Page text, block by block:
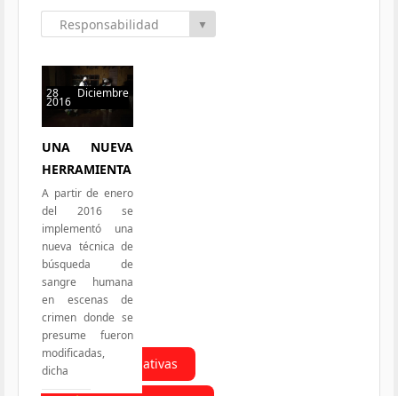
Todas las Iniciativas
Responsabilidad
▼
28 Diciembre
2016
56 hits
UNA NUEVA
HERRAMIENTA
A partir de enero
del 2016 se
implementó una
nueva técnica de
búsqueda de
sangre humana
en escenas de
crimen donde se
presume fueron
modificadas,
dicha